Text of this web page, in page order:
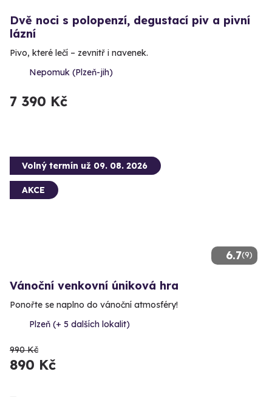
Dvě noci s polopenzí, degustací piv a pivní
lázní
Pivo, které lečí – zevnitř i navenek.
Nepomuk (Plzeň-jih)
7 390 Kč
6.7(9)
Volný termín už 09. 08. 2026
AKCE
Vánoční venkovní úniková hra
Ponořte se naplno do vánoční atmosféry!
Plzeň (+ 5 dalších lokalit)
990 Kč
890 Kč